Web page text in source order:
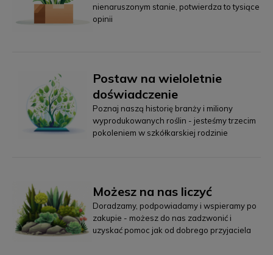
nienaruszonym stanie, potwierdza to tysiące
opinii
Postaw na wieloletnie
doświadczenie
Poznaj naszą historię branży i miliony
wyprodukowanych roślin - jesteśmy trzecim
pokoleniem w szkółkarskiej rodzinie
Możesz na nas liczyć
Doradzamy, podpowiadamy i wspieramy po
zakupie - możesz do nas zadzwonić i
uzyskać pomoc jak od dobrego przyjaciela